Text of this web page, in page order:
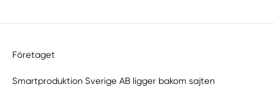
Företaget
Smartproduktion Sverige AB ligger bakom sajten